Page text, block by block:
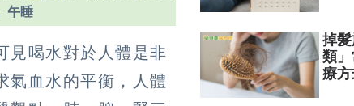
午睡
見喝水對於人體是非
氣血水的平衡，人體
掉
類
療